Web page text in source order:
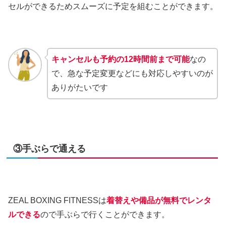
セルができるためスムーズに予定を組むことができます。
キャンセルも予約の12時間前まで可能なの
で、急な予定変更などにも対応しやすいのが
ありがたいです
③手ぶらで通える
ZEAL BOXING FITNESSは着替えや備品が無料でレンタ
ルできるので手ぶらで行くことができます。